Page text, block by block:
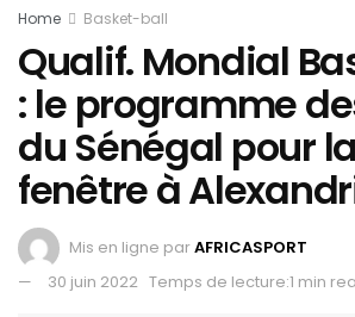
Home Basket-ball
Qualif. Mondial
: le programme
du Sénégal pour
fenêtre à
Mis en ligne parAFRICASPORT
30 juin 2022 Temps de lecture:1 min